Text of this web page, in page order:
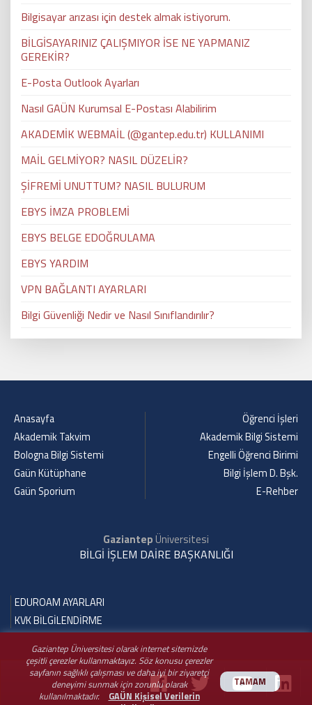
Gaziantep Üniversitesi olarak internet sitemizde
çeşitli çerezler kullanmaktayız. Söz konusu çerezler
sayfanın sağlıklı çalışması ve daha iyi bir ziyaretçi
deneyimi sunmak için zorunlu olarak
kullanılmaktadır.
GAÜN Kişisel Verilerin
TAMAM
Bilgisayar arızası için destek almak istiyorum.
BİLGİSAYARINIZ ÇALIŞMIYOR İSE NE YAPMANIZ
GEREKİR?
E-Posta Outlook Ayarları
Nasıl GAÜN Kurumsal E-Postası Alabilirim
AKADEMİK WEBMAİL (@gantep.edu.tr) KULLANIMI
MAİL GELMİYOR? NASIL DÜZELİR?
ŞİFREMİ UNUTTUM? NASIL BULURUM
EBYS İMZA PROBLEMİ
EBYS BELGE EDOĞRULAMA
EBYS YARDIM
VPN BAĞLANTI AYARLARI
Bilgi Güvenliği Nedir ve Nasıl Sınıflandırılır?
Anasayfa
Akademik Takvim
Bologna Bilgi Sistemi
Gaün Kütüphane
Gaün Sporium
Öğrenci İşleri
Akademik Bilgi Sistemi
Engelli Öğrenci Birimi
Bilgi İşlem D. Bşk.
E-Rehber
GaziantepÜniversitesi
BİLGİ İŞLEM DAİRE BAŞKANLIĞI
EDUROAM AYARLARI
KVK BİLGİLENDİRME